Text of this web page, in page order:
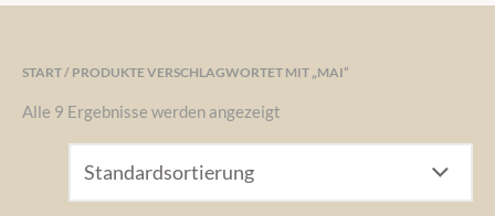
START/ PRODUKTE VERSCHLAGWORTET MIT „MAI“
Alle 9 Ergebnisse werden angezeigt